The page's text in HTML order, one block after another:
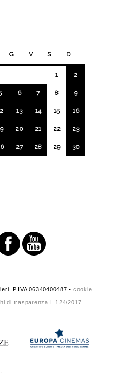
G V S D
1 2
6 7 8 9
13 14 15 16
20 21 22 23
27 28 29 30
P.IVA 06340400487 • cookie
di trasparenza L.124/2017